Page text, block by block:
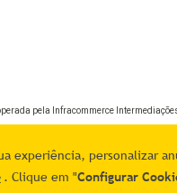
experiência, personalizar
. Clique em "Configurar
pela Infracommerce